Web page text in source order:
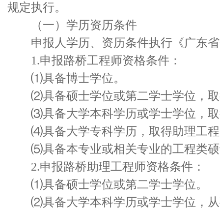
规定执行。
（一）学历资历条件
申报人学历、资历条件执行《广东省
1.申报路桥工程师资格条件：
⑴具备博士学位。
⑵具备硕士学位或第二学士学位
⑶具备大学本科学历或学士学位，取
⑷具备大学专科学历，取得助理工程
⑸具备本专业或相关专业的工程类硕
2.申报路桥助理工程师资格条件：
⑴具备硕士学位或第二学士学位。
⑵具备大学本科学历或学士学位，从